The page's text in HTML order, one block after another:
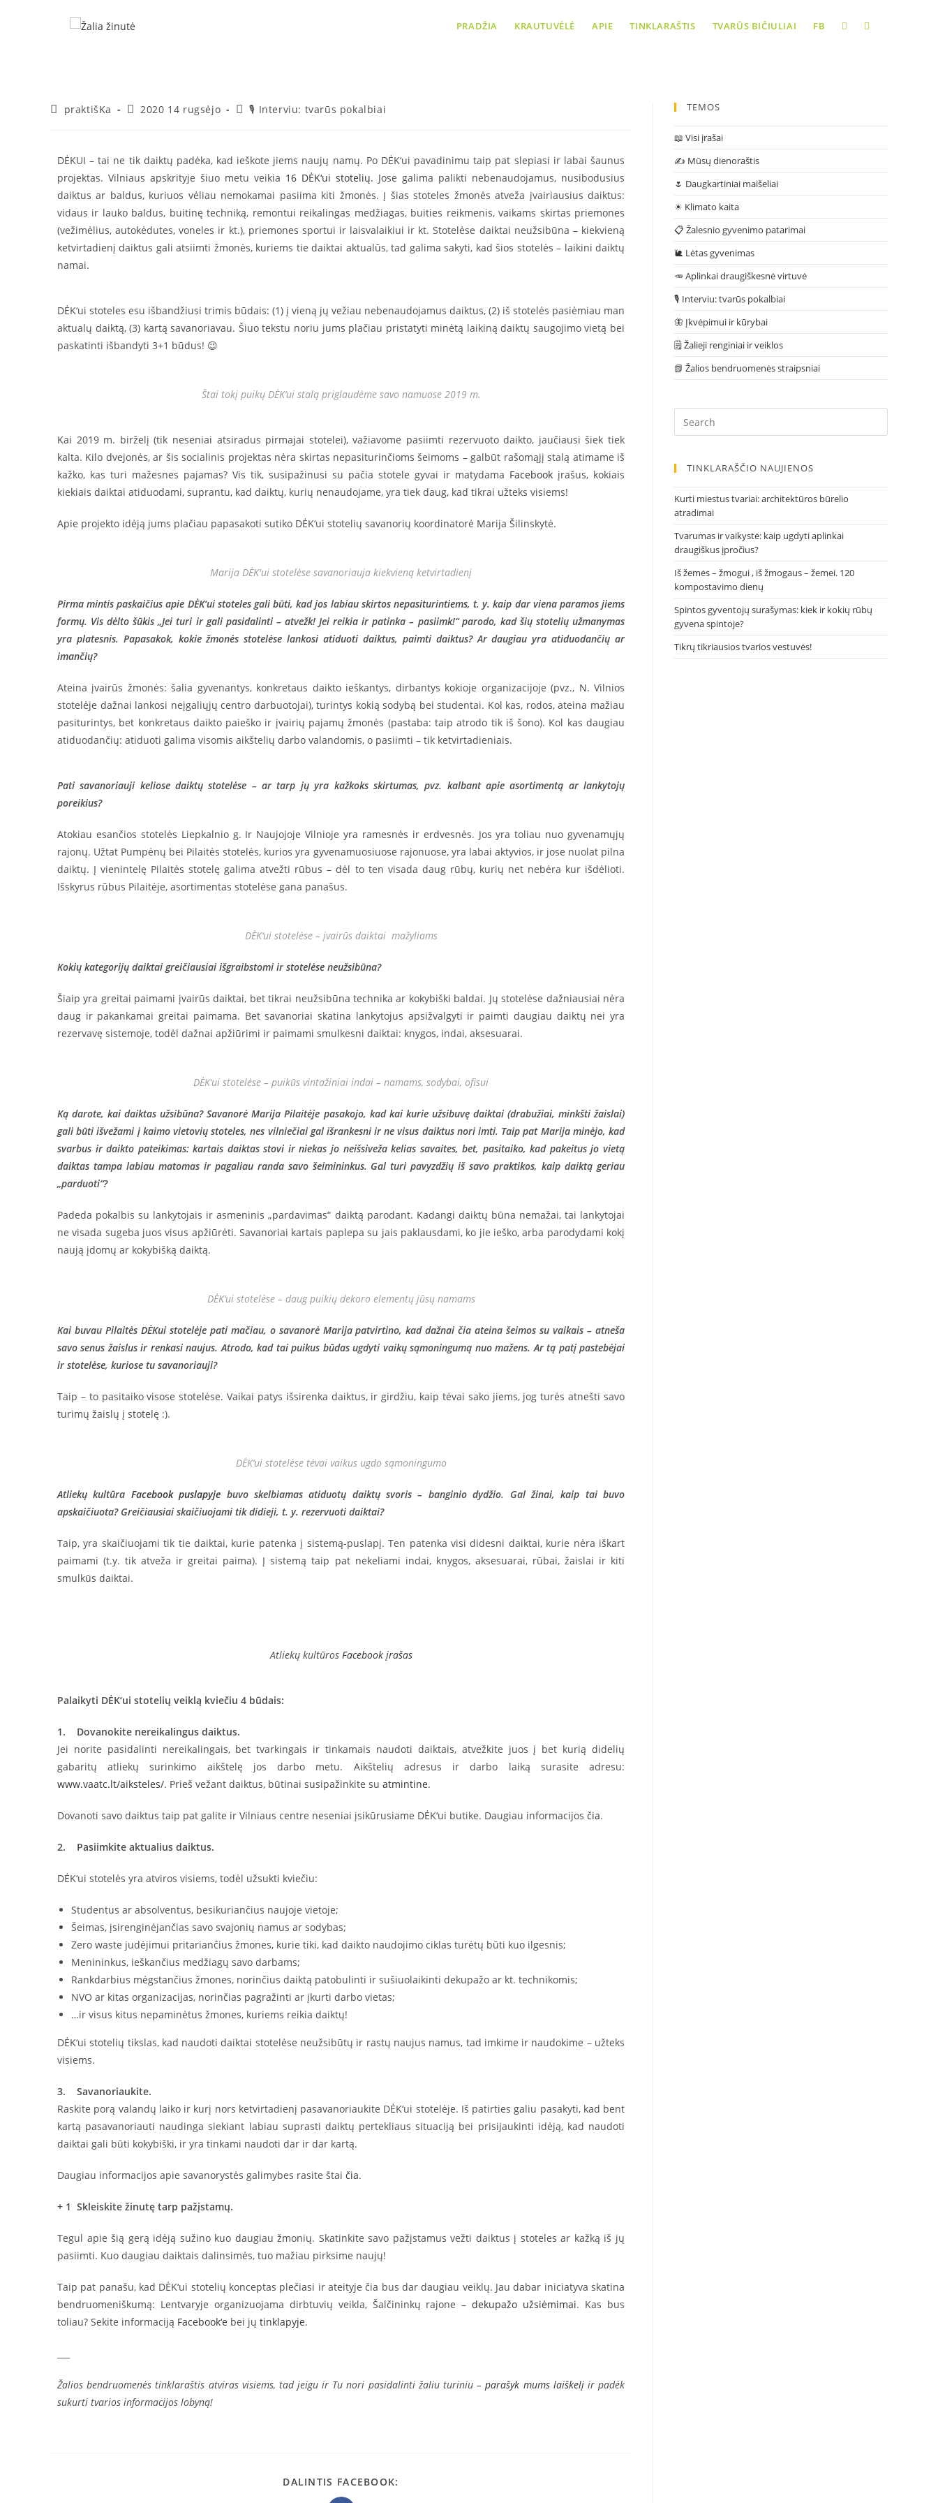
PRADŽIA KRAUTUVĖLĖ APIE TINKLARAŠTIS TVARŪS BIČIULIAI FB
praktišKa 2020 14 rugsėjo 🎙 Interviu: tvarūs pokalbiai
DĖKUI – tai ne tik daiktų padėka, kad ieškote jiems naujų namų. Po DĖK‘ui pavadinimu taip pat slepiasi ir labai šaunus
projektas. Vilniaus apskrityje šiuo metu veikia 16 DĖK‘ui stotelių. Jose galima palikti nebenaudojamus, nusibodusius
daiktus ar baldus, kuriuos vėliau nemokamai pasiima kiti žmonės. Į šias stoteles žmonės atveža įvairiausius daiktus:
vidaus ir lauko baldus, buitinę techniką, remontui reikalingas medžiagas, buities reikmenis, vaikams skirtas priemones
(vežimėlius, autokėdutes, voneles ir kt.), priemones sportui ir laisvalaikiui ir kt. Stotelėse daiktai neužsibūna – kiekvieną
ketvirtadienį daiktus gali atsiimti žmonės, kuriems tie daiktai aktualūs, tad galima sakyti, kad šios stotelės – laikini daiktų
namai.
DĖK‘ui stoteles esu išbandžiusi trimis būdais: (1) į vieną jų vežiau nebenaudojamus daiktus, (2) iš stotelės pasiėmiau man
aktualų daiktą, (3) kartą savanoriavau. Šiuo tekstu noriu jums plačiau pristatyti minėtą laikiną daiktų saugojimo vietą bei
paskatinti išbandyti 3+1 būdus! 😉
Štai tokį puikų DĖK‘ui stalą priglaudėme savo namuose 2019 m.
Kai 2019 m. birželį (tik neseniai atsiradus pirmajai stotelei), važiavome pasiimti rezervuoto daikto, jaučiausi šiek tiek
kalta. Kilo dvejonės, ar šis socialinis projektas nėra skirtas nepasiturinčioms šeimoms – galbūt rašomąjį stalą atimame iš
kažko, kas turi mažesnes pajamas? Vis tik, susipažinusi su pačia stotele gyvai ir matydama Facebook įrašus, kokiais
kiekiais daiktai atiduodami, suprantu, kad daiktų, kurių nenaudojame, yra tiek daug, kad tikrai užteks visiems!
Apie projekto idėją jums plačiau papasakoti sutiko DĖK‘ui stotelių savanorių koordinatorė Marija Šilinskytė.
Marija DĖK'ui stotelėse savanoriauja kiekvieną ketvirtadienį
Pirma mintis paskaičius apie DĖK‘ui stoteles gali būti, kad jos labiau skirtos nepasiturintiems, t. y. kaip dar viena paramos jiems
formų. Vis dėlto šūkis „Jei turi ir gali pasidalinti – atvežk! Jei reikia ir patinka – pasiimk!“ parodo, kad šių stotelių užmanymas
yra platesnis. Papasakok, kokie žmonės stotelėse lankosi atiduoti daiktus, paimti daiktus? Ar daugiau yra atiduodančių ar
imančių?
Ateina įvairūs žmonės: šalia gyvenantys, konkretaus daikto ieškantys, dirbantys kokioje organizacijoje (pvz., N. Vilnios
stotelėje dažnai lankosi neįgaliųjų centro darbuotojai), turintys kokią sodybą bei studentai. Kol kas, rodos, ateina mažiau
pasiturintys, bet konkretaus daikto paieško ir įvairių pajamų žmonės (pastaba: taip atrodo tik iš šono). Kol kas daugiau
atiduodančių: atiduoti galima visomis aikštelių darbo valandomis, o pasiimti – tik ketvirtadieniais.
Pati savanoriauji keliose daiktų stotelėse – ar tarp jų yra kažkoks skirtumas, pvz. kalbant apie asortimentą ar lankytojų
poreikius?
Atokiau esančios stotelės Liepkalnio g. Ir Naujojoje Vilnioje yra ramesnės ir erdvesnės. Jos yra toliau nuo gyvenamųjų
rajonų. Užtat Pumpėnų bei Pilaitės stotelės, kurios yra gyvenamuosiuose rajonuose, yra labai aktyvios, ir jose nuolat pilna
daiktų. Į vienintelę Pilaitės stotelę galima atvežti rūbus – dėl to ten visada daug rūbų, kurių net nebėra kur išdėlioti.
Išskyrus rūbus Pilaitėje, asortimentas stotelėse gana panašus.
DĖK‘ui stotelėse – įvairūs daiktai mažyliams
Kokių kategorijų daiktai greičiausiai išgraibstomi ir stotelėse neužsibūna?
Šiaip yra greitai paimami įvairūs daiktai, bet tikrai neužsibūna technika ar kokybiški baldai. Jų stotelėse dažniausiai nėra
daug ir pakankamai greitai paimama. Bet savanoriai skatina lankytojus apsižvalgyti ir paimti daugiau daiktų nei yra
rezervavę sistemoje, todėl dažnai apžiūrimi ir paimami smulkesni daiktai: knygos, indai, aksesuarai.
DĖK‘ui stotelėse – puikūs vintažiniai indai – namams, sodybai, ofisui
Ką darote, kai daiktas užsibūna? Savanorė Marija Pilaitėje pasakojo, kad kai kurie užsibuvę daiktai (drabužiai, minkšti žaislai)
gali būti išvežami į kaimo vietovių stoteles, nes vilniečiai gal išrankesni ir ne visus daiktus nori imti. Taip pat Marija minėjo, kad
svarbus ir daikto pateikimas: kartais daiktas stovi ir niekas jo neišsiveža kelias savaites, bet, pasitaiko, kad pakeitus jo vietą
daiktas tampa labiau matomas ir pagaliau randa savo šeimininkus. Gal turi pavyzdžių iš savo praktikos, kaip daiktą geriau
„parduoti“?
Padeda pokalbis su lankytojais ir asmeninis „pardavimas“ daiktą parodant. Kadangi daiktų būna nemažai, tai lankytojai
ne visada sugeba juos visus apžiūrėti. Savanoriai kartais paplepa su jais paklausdami, ko jie ieško, arba parodydami kokį
naują įdomų ar kokybišką daiktą.
DĖK‘ui stotelėse – daug puikių dekoro elementų jūsų namams
Kai buvau Pilaitės DĖKui stotelėje pati mačiau, o savanorė Marija patvirtino, kad dažnai čia ateina šeimos su vaikais – atneša
savo senus žaislus ir renkasi naujus. Atrodo, kad tai puikus būdas ugdyti vaikų sąmoningumą nuo mažens. Ar tą patį pastebėjai
ir stotelėse, kuriose tu savanoriauji?
Taip – to pasitaiko visose stotelėse. Vaikai patys išsirenka daiktus, ir girdžiu, kaip tėvai sako jiems, jog turės atnešti savo
turimų žaislų į stotelę :).
DĖK‘ui stotelėse tėvai vaikus ugdo sąmoningumo
Atliekų kultūra Facebook puslapyje buvo skelbiamas atiduotų daiktų svoris – banginio dydžio. Gal žinai, kaip tai buvo
apskaičiuota? Greičiausiai skaičiuojami tik didieji, t. y. rezervuoti daiktai?
Taip, yra skaičiuojami tik tie daiktai, kurie patenka į sistemą-puslapį. Ten patenka visi didesni daiktai, kurie nėra iškart
paimami (t.y. tik atveža ir greitai paima). Į sistemą taip pat nekeliami indai, knygos, aksesuarai, rūbai, žaislai ir kiti
smulkūs daiktai.
Atliekų kultūros Facebook įrašas
Palaikyti DĖK‘ui stotelių veiklą kviečiu 4 būdais:
1. Dovanokite nereikalingus daiktus.
Jei norite pasidalinti nereikalingais, bet tvarkingais ir tinkamais naudoti daiktais, atvežkite juos į bet kurią didelių
gabaritų atliekų surinkimo aikštelę jos darbo metu. Aikštelių adresus ir darbo laiką surasite adresu:
www.vaatc.lt/aiksteles/. Prieš vežant daiktus, būtinai susipažinkite su atmintine.
Dovanoti savo daiktus taip pat galite ir Vilniaus centre neseniai įsikūrusiame DĖK‘ui butike. Daugiau informacijos čia.
2. Pasiimkite aktualius daiktus.
DĖK‘ui stotelės yra atviros visiems, todėl užsukti kviečiu:
Studentus ar absolventus, besikuriančius naujoje vietoje;
Šeimas, įsirenginėjančias savo svajonių namus ar sodybas;
Zero waste judėjimui pritariančius žmones, kurie tiki, kad daikto naudojimo ciklas turėtų būti kuo ilgesnis;
Menininkus, ieškančius medžiagų savo darbams;
Rankdarbius mėgstančius žmones, norinčius daiktą patobulinti ir sušiuolaikinti dekupažo ar kt. technikomis;
NVO ar kitas organizacijas, norinčias pagražinti ar įkurti darbo vietas;
…ir visus kitus nepaminėtus žmones, kuriems reikia daiktų!
DĖK‘ui stotelių tikslas, kad naudoti daiktai stotelėse neužsibūtų ir rastų naujus namus, tad imkime ir naudokime – užteks
visiems.
3. Savanoriaukite.
Raskite porą valandų laiko ir kurį nors ketvirtadienį pasavanoriaukite DĖK‘ui stotelėje. Iš patirties galiu pasakyti, kad bent
kartą pasavanoriauti naudinga siekiant labiau suprasti daiktų pertekliaus situaciją bei prisijaukinti idėją, kad naudoti
daiktai gali būti kokybiški, ir yra tinkami naudoti dar ir dar kartą.
Daugiau informacijos apie savanorystės galimybes rasite štai čia.
+ 1 Skleiskite žinutę tarp pažįstamų.
Tegul apie šią gerą idėją sužino kuo daugiau žmonių. Skatinkite savo pažįstamus vežti daiktus į stoteles ar kažką iš jų
pasiimti. Kuo daugiau daiktais dalinsimės, tuo mažiau pirksime naujų!
Taip pat panašu, kad DĖK‘ui stotelių konceptas plečiasi ir ateityje čia bus dar daugiau veiklų. Jau dabar iniciatyva skatina
bendruomeniškumą: Lentvaryje organizuojama dirbtuvių veikla, Šalčininkų rajone –dekupažo užsiėmimai. Kas bus
toliau? Sekite informaciją Facebook‘e bei jų tinklapyje.
Žalios bendruomenės tinklaraštis atviras visiems, tad jeigu ir Tu nori pasidalinti žaliu turiniu –parašyk mums laiškelįir padėk
sukurti tvarios informacijos lobyną!
DALINTIS FACEBOOK:
TEMOS
📖 Visi įrašai
✍ Mūsų dienoraštis
🌷 Daugkartiniai maišeliai
☀ Klimato kaita
📋 Žalesnio gyvenimo patarimai
🐌 Lėtas gyvenimas
🥕 Aplinkai draugiškesnė virtuvė
🎙 Interviu: tvarūs pokalbiai
🦋 Įkvėpimui ir kūrybai
🗒 Žalieji renginiai ir veiklos
📗 Žalios bendruomenės straipsniai
TINKLARAŠČIO NAUJIENOS
Kurti miestus tvariai: architektūros būrelio
atradimai
Tvarumas ir vaikystė: kaip ugdyti aplinkai
draugiškus įpročius?
Iš žemės – žmogui , iš žmogaus – žemei. 120
kompostavimo dienų
Spintos gyventojų surašymas: kiek ir kokių rūbų
gyvena spintoje?
Tikrų tikriausios tvarios vestuvės!